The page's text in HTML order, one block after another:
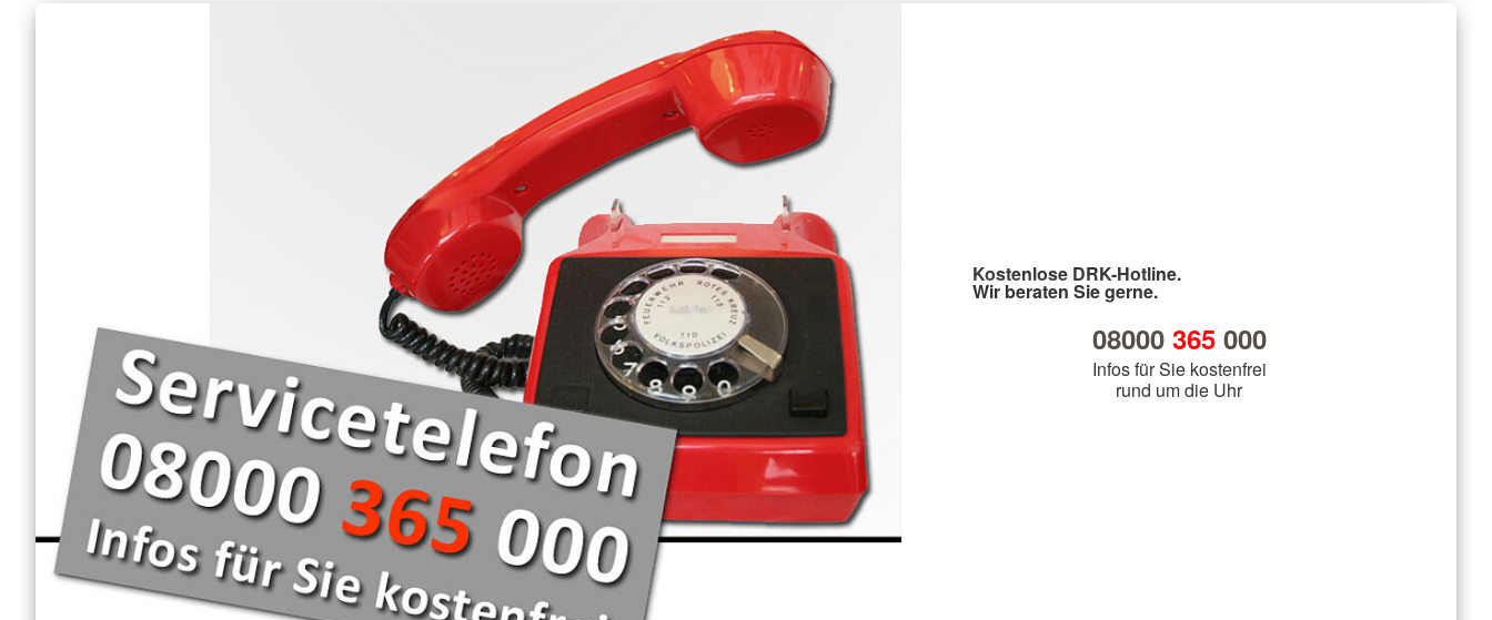
Kostenlose DRK-Hotline.
Wir beraten Sie gerne.
08000 365000
Infos für Sie kostenfrei
rund um die Uhr